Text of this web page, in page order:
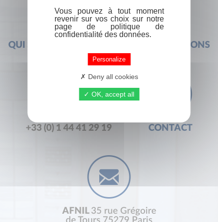
QUI SOMMES-NOUS ? FOIRE AUX QUESTIONS
+33 (0) 1 44 41 29 19 CONTACT
AFNIL 35 rue Grégoire
Vous pouvez à tout moment
revenir sur vos choix sur notre
page de politique de
confidentialité des données.
Personalize
Deny all cookies
OK, accept all